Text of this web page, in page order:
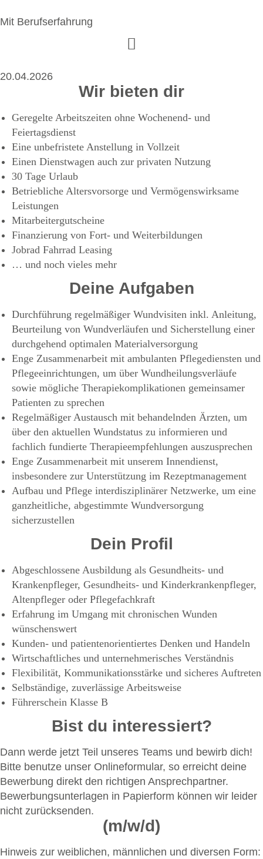
Mit Berufserfahrung
20.04.2026
Wir bieten dir
Geregelte Arbeitszeiten ohne Wochenend- und
Feiertagsdienst
Eine unbefristete Anstellung in Vollzeit
Einen Dienstwagen auch zur privaten Nutzung
30 Tage Urlaub
Betriebliche Altersvorsorge und Vermögenswirksame
Leistungen
Mitarbeitergutscheine
Finanzierung von Fort­- und Weiterbildungen
Jobrad Fahrrad Leasing
… und noch vieles mehr
Deine Aufgaben
Durchführung regelmäßiger Wundvisiten inkl. Anleitung,
Beurteilung von Wundverläufen und Sicherstellung einer
durchgehend optimalen Materialversorgung
Enge Zusammenarbeit mit ambulanten Pflegediensten und
Pflegeeinrichtungen, um über Wundheilungsverläufe
sowie mögliche Therapiekomplikationen gemeinsamer
Patienten zu sprechen
Regelmäßiger Austausch mit behandelnden Ärzten, um
über den aktuellen Wundstatus zu informieren und
fachlich fundierte Therapieempfehlungen auszusprechen
Enge Zusammenarbeit mit unserem Innendienst,
insbesondere zur Unterstützung im Rezeptmanagement
Aufbau und Pflege interdisziplinärer Netzwerke, um eine
ganzheitliche, abgestimmte Wundversorgung
sicherzustellen
Dein Profil
Abgeschlossene Ausbildung als Gesundheits- und
Krankenpfleger, Gesundheits- und Kinderkrankenpfleger,
Altenpfleger oder Pflegefachkraft
Erfahrung im Umgang mit chronischen Wunden
wünschenswert
Kunden-­ und patientenorientiertes Denken und Handeln
Wirtschaftliches und unternehmerisches Verständnis
Flexibilität, Kommunikationsstärke und sicheres Auftreten
Selbständige, zuverlässige Arbeitsweise
Führerschein Klasse B
Bist du interessiert?
Dann werde jetzt Teil unseres Teams und bewirb dich!
Bitte benutze unser Onlineformular, so erreicht deine
Bewerbung direkt den richtigen Ansprechpartner.
Bewerbungsunterlagen in Papierform können wir leider
nicht zurücksenden.
(m/w/d)
Hinweis zur weiblichen, männlichen und diversen Form: